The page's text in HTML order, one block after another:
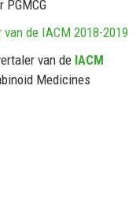
de IACM 2018-2019
van de IACM
Medicines